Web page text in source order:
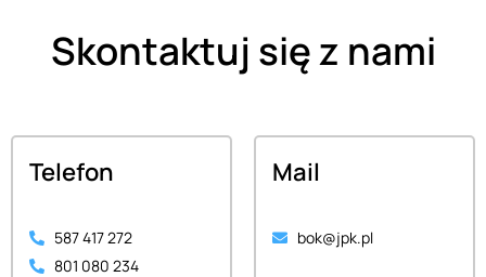
Skontaktuj się z nami
Telefon
587 417 272
801 080 234
Mail
bok@jpk.pl